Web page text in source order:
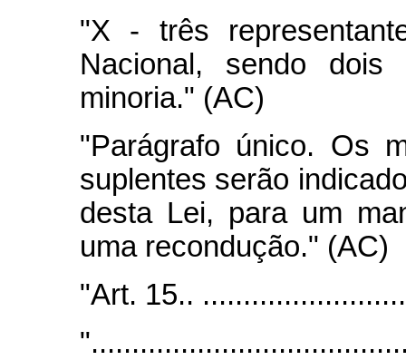
"X - três
Nacional, sendo
minoria." (AC)
"Parágrafo único. Os
suplentes serão
desta Lei, para um
uma recondução." (AC)
"Art. 15..